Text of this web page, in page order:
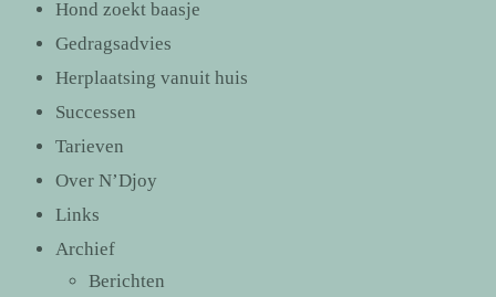
Hond zoekt baasje
Gedragsadvies
Herplaatsing vanuit huis
Successen
Tarieven
Over N’Djoy
Links
Archief
Berichten